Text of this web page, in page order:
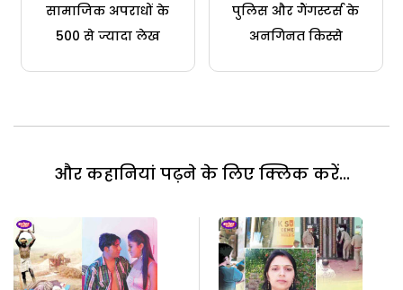
सामाजिक अपराधों के
500 से ज्यादा लेख
पुलिस और गैंगस्टर्स के
अनगिनत किस्से
और कहानियां पढ़ने के लिए क्लिक करें...